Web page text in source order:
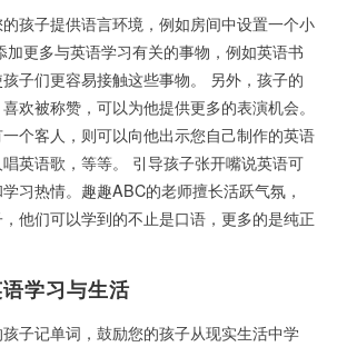
子提供语言环境，例如房间中设置一个小
加更多与英语学习有关的事物，例如英语书
子们更容易接触这些事物。 另外，孩子的
欢被称赞，可以为他提供更多的表演机会。
个客人，则可以向他出示您自己制作的英语
英语歌，等等。 引导孩子张开嘴说英语可
习热情。趣趣ABC的老师擅长活跃气氛，
他们可以学到的不止是口语，更多的是纯正
学习与生活
记单词，鼓励您的孩子从现实生活中学